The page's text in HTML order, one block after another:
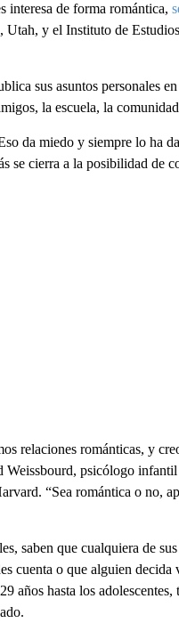
interesa de forma romántica,
y el Instituto de
sus asuntos personales
la escuela, la
da miedo y siempre lo ha
se cierra a la posibilidad de
relaciones románticas, y
Weissbourd, psicólogo
“Sea romántica o no,
saben que cualquiera de
cuenta o que alguien
años hasta los adolescentes,